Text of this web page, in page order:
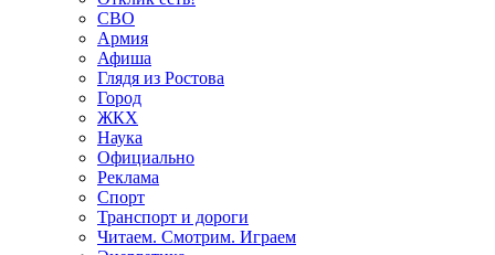
СВО
Армия
Афиша
Глядя из Ростова
Город
ЖКХ
Наука
Официально
Реклама
Спорт
Транспорт и дороги
Читаем. Смотрим. Играем